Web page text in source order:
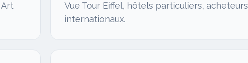
Vue Tour Eiffel, hôtels particuliers, acheteurs
internationaux.